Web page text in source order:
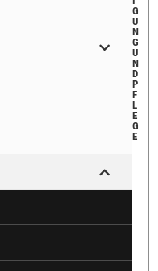
G
U
N
G
U
N
D
P
F
L
E
G
E